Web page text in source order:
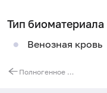
Тип биоматериала
Венозная кровь
Полногенное молекулярно-генетическое исследование при семейной гиперхолестеринемии (гены LDLR, APOB, PCSK9, LDLRAP1) методом NGS